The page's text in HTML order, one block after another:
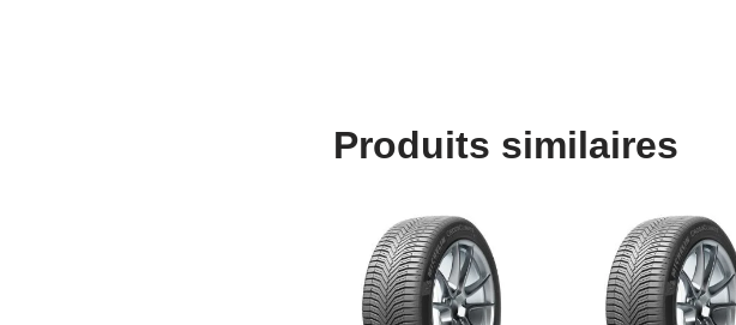
Produits similaires